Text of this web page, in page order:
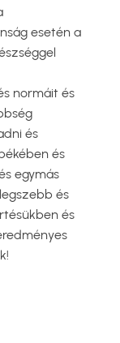
esetén a
normáit és
és
és
egymás
és
és
kívánok!